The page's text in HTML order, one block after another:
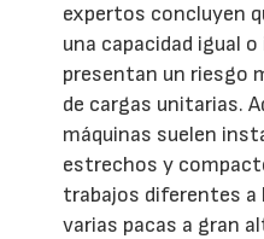
expertos concluyen
una capacidad igual
presentan un riesgo
de cargas unitarias.
máquinas suelen
estrechos y
trabajos diferentes a
varias pacas a gran